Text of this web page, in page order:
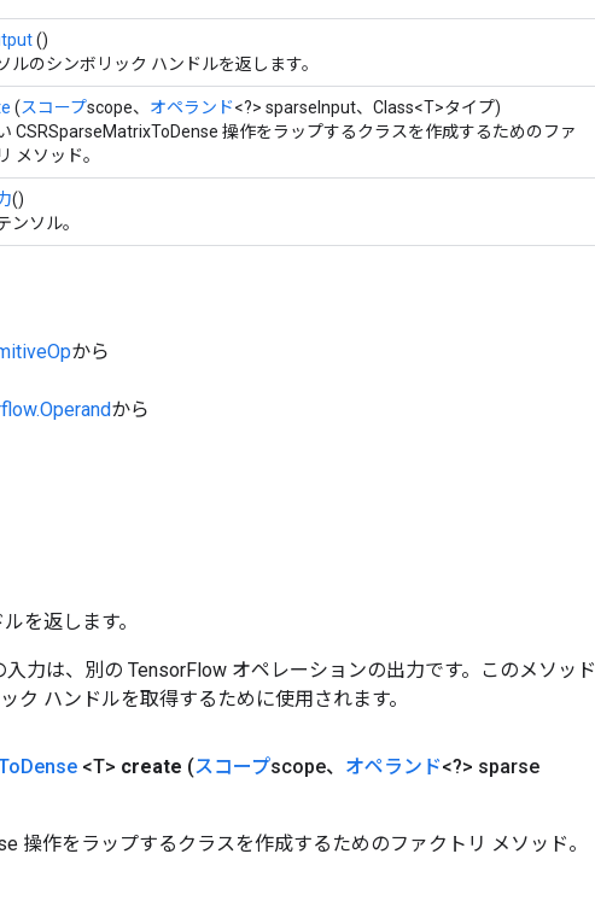
()
ルのシンボリック ハンドルを返します。
(スコープscope、 オペランド<?> sparseInput、Class<T>タイプ)
CSRSparseMatrixToDense 操作をラップするクラスを作成するためのファ
メソッド。
()
ンソル。
から
から
を返します。
力は、別の TensorFlow オペレーションの出力です。このメソッド
ク ハンドルを取得するために使用されます。
Dense <T> create (スコープscope、 オペランド<?> sparse
操作をラップするクラスを作成するためのファクトリ メソッド。